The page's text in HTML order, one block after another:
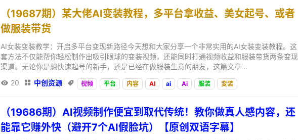
（19687期）某大佬AI变装教程，多平台拿收益、美女起号、或者
做服装带货
AI女装变装教学：开启多平台变现新路径今天想和大家分享一个非常实用的AI女装变装教程。这
套方法不仅能帮你轻松制作出吸引眼球的变装视频，还能同时打通视频收益和服装带货两条变现
渠道。无论你是想快速起号的新手，还是已经在做服装生意的朋友，这篇文章...
 20  中创资源  视频 平台 内容 AI ai Ai 服装 变装
（19686期）AI视频制作便宜到取代传统！教你做真人感内容，还
能靠它赚外快（避开7个AI假脸坑）【原创双语字幕】